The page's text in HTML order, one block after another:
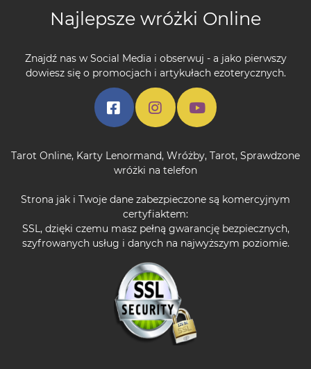
Najlepsze wróżki Online
Znajdź nas w Social Media i obserwuj - a jako pierwszy
dowiesz się o promocjach i artykułach ezoterycznych.
Tarot Online, Karty Lenormand, Wróżby, Tarot, Sprawdzone
wróżki na telefon
Strona jak i Twoje dane zabezpieczone są komercyjnym
certyfiaktem:
SSL, dzięki czemu masz pełną gwarancję bezpiecznych,
szyfrowanych usług i danych na najwyższym poziomie.